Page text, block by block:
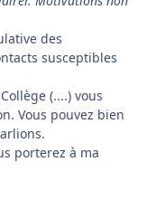
des
susceptibles
(....) vous
Vous pouvez bien
porterez à ma